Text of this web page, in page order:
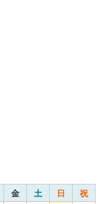
金 土 日 祝